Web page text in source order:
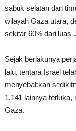
sabuk selatan dan
wilayah Gaza utara,
sekitar 60% dari luas
Sejak berlakunya
lalu, tentara Israel
menyebabkan
1.141 lainnya terluka,
Gaza.